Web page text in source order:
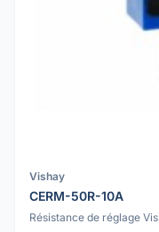
Vishay
CERM-50R-10A
Résistance de réglage